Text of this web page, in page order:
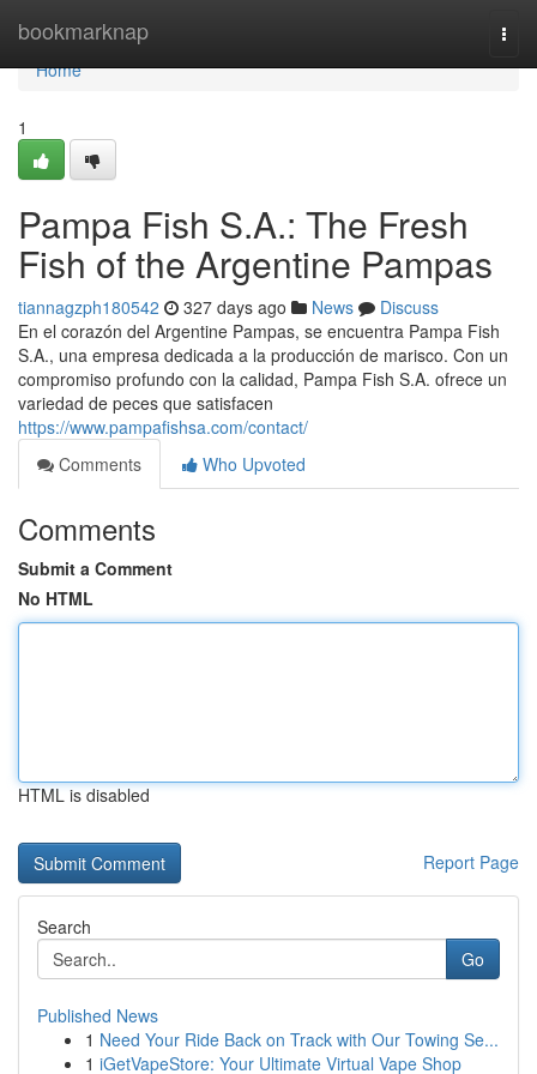
bookmarknap
Home
Home
1
Pampa Fish S.A.: The Fresh
Fish of the Argentine Pampas
tiannagzph180542 327 days ago News
Discuss
En el corazón del Argentine Pampas, se encuentra Pampa Fish
S.A., una empresa dedicada a la producción de marisco. Con un
compromiso profundo con la calidad, Pampa Fish S.A. ofrece un
variedad de peces que satisfacen
https://www.pampafishsa.com/contact/
Comments
Who Upvoted
Comments
Submit a Comment
No HTML
HTML is disabled
Report Page
Search
Go
Published News
1 Need Your Ride Back on Track with Our Towing Se...
1 iGetVapeStore: Your Ultimate Virtual Vape Shop